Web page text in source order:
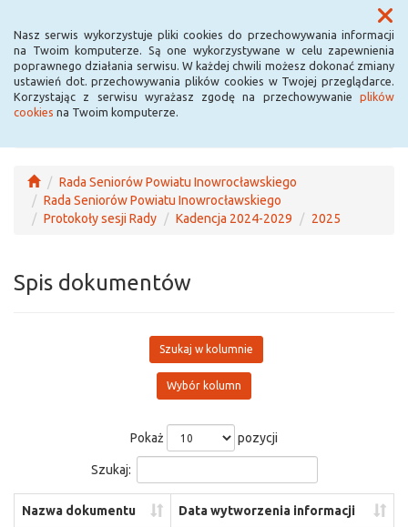
Nasz serwis wykorzystuje pliki cookies do przechowywania informacji
na Twoim komputerze. Są one wykorzystywane w celu zapewnienia
poprawnego działania serwisu. W każdej chwili możesz dokonać zmiany
ustawień dot. przechowywania plików cookies w Twojej przeglądarce.
Korzystając z serwisu wyrażasz zgodę na przechowywanie plików
cookies na Twoim komputerze.
Menu
Rada Seniorów Powiatu Inowrocławskiego
Rada Seniorów Powiatu Inowrocławskiego
Protokoły sesji Rady
Kadencja 2024-2029 2025
Spis dokumentów
Szukaj w kolumnie
Wybór kolumn
Pokaż pozycji
Szukaj:
Nazwa dokumentu Data wytworzenia informacji